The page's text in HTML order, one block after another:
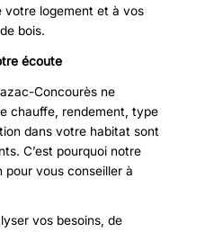
votre logement et à vos
bois.
écoute
Concourès ne
chauffe, rendement, type
dans votre habitat sont
C’est pourquoi notre
pour vous conseiller à
vos besoins, de